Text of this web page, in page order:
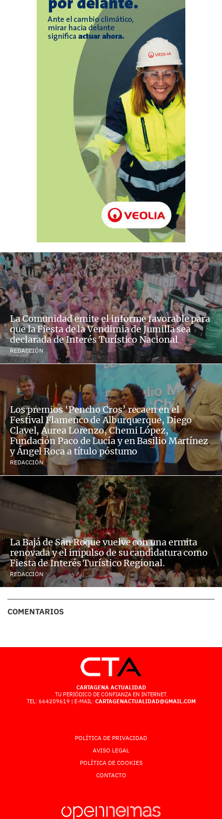
La Comunidad emite el informe favorable para
que la Fiesta de la Vendimia de Jumilla sea
declarada de Interés Turístico Nacional
REDACCIÓN
Los premios ‘Pencho Cros’ recaen en el
Festival Flamenco de Alburquerque, Diego
Clavel, Aurea Lorenzo, Chemi López,
Fundación Paco de Lucía y en Basilio Martínez
y Ángel Roca a título póstumo
REDACCIÓN
La Bajá de San Roque vuelve con una ermita
renovada y el impulso de su candidatura como
Fiesta de Interés Turístico Regional.
REDACCIÓN
COMENTARIOS
CARTAGENA ACTUALIDAD
TU PERIÓDICO DE CONFIANZA EN INTERNET.
TEL: 664209619 | E-MAIL: CARTAGENACTUALIDAD@GMAIL.COM
POLÍTICA DE PRIVACIDAD
AVISO LEGAL
POLÍTICA DE COOKIES
CONTACTO